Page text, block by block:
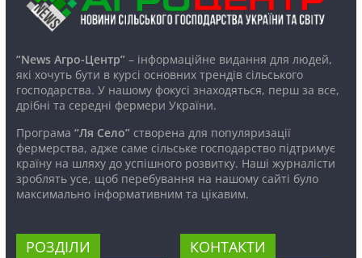
“News Агро-Центр”– інформаційне видання для людей,
які хочуть бути в курсі основних трендів сільського
господарства. У нашому фокусі знаходяться, перш за все,
дрібні та середні фермери України.
Програма “Ля Село”створена для популяризації
фермерства, адже саме сільське господарство підтримує
країну на шляху до успішного розвитку. Наші журналісти
зроблять усе, щоб перебування на нашому сайті було
максимально інформативним та цікавим.
РОЗДІЛИ КОНТАКТИ